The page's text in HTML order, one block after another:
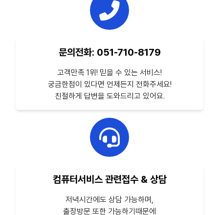
문의전화: 051-710-8179
고객만족 1위! 믿을 수 있는 서비스!
궁금한점이 있다면 언제든지 전화주세요!
친절하게 답변을 도와드리고 있어요.
컴퓨터서비스 관련접수 & 상담
저녁시간에도 상담 가능하며,
출장방문 또한 가능하기때문에